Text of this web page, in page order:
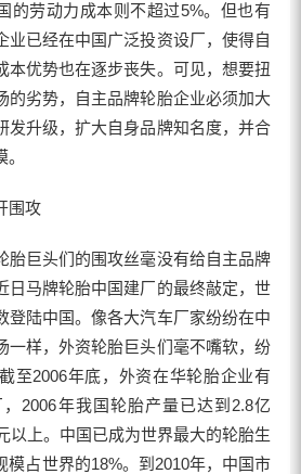
的劳动力成本则不超过5%。但也有
业已经在中国广泛投资设厂，使得自
本优势也在逐步丧失。可见，想要扭
的劣势，自主品牌轮胎企业必须加大
发升级，扩大自身品牌知名度，并合
围攻
巨头们的围攻丝毫没有给自主品牌
日马牌轮胎中国建厂的最终敲定，世
登陆中国。像各大汽车厂家纷纷在中
一样，外资轮胎巨头们毫不嘴软，纷
至2006年底，外资在华轮胎企业有
2006年我国轮胎产量已达到2.8亿
以上。中国已成为世界最大的轮胎生
模占世界的18%。到2010年，中国市